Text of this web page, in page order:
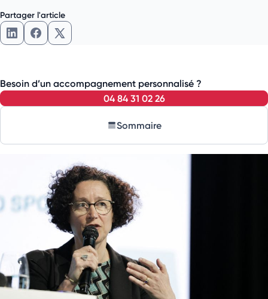
Partager l'article
Besoin d’un accompagnement personnalisé ?
04 84 31 02 26
Sommaire